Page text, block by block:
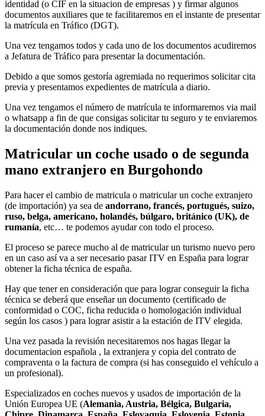
identidad (o CIF en la situacion de empresas ) y firmar algunos
documentos auxiliares que te facilitaremos en el instante de presentar
la matrícula en Tráfico (DGT).
Una vez tengamos todos y cada uno de los documentos acudiremos
a Jefatura de Tráfico para presentar la documentación.
Debido a que somos gestoría agremiada no requerimos solicitar cita
previa y presentamos expedientes de matrícula a diario.
Una vez tengamos el número de matrícula te informaremos via mail
o whatsapp a fin de que consigas solicitar tu seguro y te enviaremos
la documentación donde nos indiques.
Matricular un coche usado o de segunda
mano extranjero en Burgohondo
Para hacer el cambio de matricula o matricular un coche extranjero
(de importación) ya sea de andorrano, francés, portugués, suizo,
ruso, belga, americano, holandés, búlgaro, británico (UK), de
rumanía, etc… te podemos ayudar con todo el proceso.
El proceso se parece mucho al de matricular un turismo nuevo pero
en un caso así va a ser necesario pasar ITV en España para lograr
obtener la ficha técnica de españa.
Hay que tener en consideración que para lograr conseguir la ficha
técnica se deberá que enseñar un documento (certificado de
conformidad o COC, ficha reducida o homologación individual
según los casos ) para lograr asistir a la estación de ITV elegida.
Una vez pasada la revisión necesitaremos nos hagas llegar la
documentacion española , la extranjera y copia del contrato de
compraventa o la factura de compra (si has conseguido el vehículo a
un profesional).
Especializados en coches nuevos y usados de importación de la
Unión Europea UE (Alemania, Austria, Bélgica, Bulgaria,